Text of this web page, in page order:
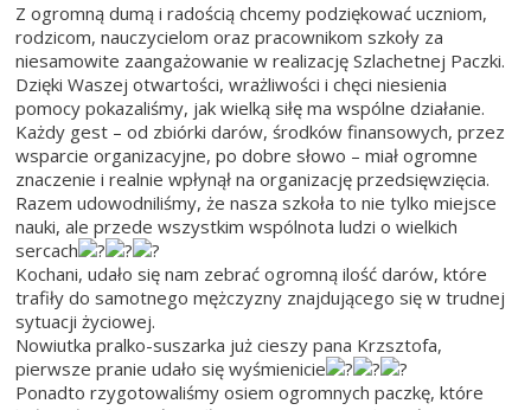
Z ogromną dumą i radością chcemy podziękować uczniom,
rodzicom, nauczycielom oraz pracownikom szkoły za
niesamowite zaangażowanie w realizację Szlachetnej Paczki.
Dzięki Waszej otwartości, wrażliwości i chęci niesienia
pomocy pokazaliśmy, jak wielką siłę ma wspólne działanie.
Każdy gest – od zbiórki darów, środków finansowych, przez
wsparcie organizacyjne, po dobre słowo – miał ogromne
znaczenie i realnie wpłynął na organizację przedsięwzięcia.
Razem udowodniliśmy, że nasza szkoła to nie tylko miejsce
nauki, ale przede wszystkim wspólnota ludzi o wielkich
sercach
Kochani, udało się nam zebrać ogromną ilość darów, które
trafiły do samotnego mężczyzny znajdującego się w trudnej
sytuacji życiowej.
Nowiutka pralko-suszarka już cieszy pana Krzsztofa,
pierwsze pranie udało się wyśmienicie
Ponadto rzygotowaliśmy osiem ogromnych paczkę, które